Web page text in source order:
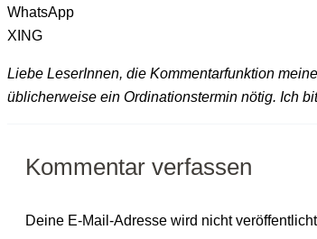
WhatsApp
XING
Liebe LeserInnen, die Kommentarfunktion
üblicherweise ein Ordinationstermin nötig. Ich
Kommentar verfassen
Deine E-Mail-Adresse wird nicht